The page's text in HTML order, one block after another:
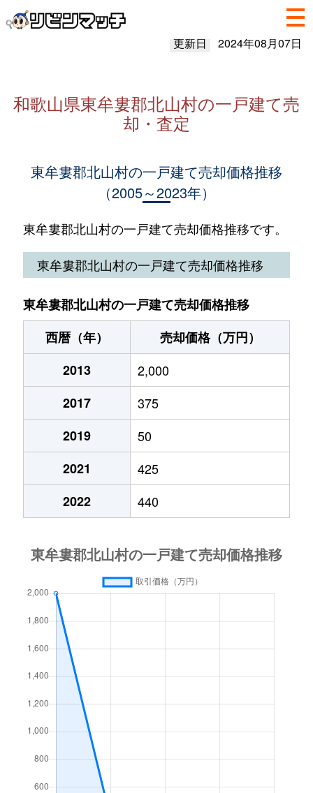
更新日 2024年08月07日
和歌山県東牟婁郡北山村の一戸建て売
却・査定
東牟婁郡北山村の一戸建て売却価格推移
（2005～2023年）
東牟婁郡北山村の一戸建て売却価格推移です。
東牟婁郡北山村の一戸建て売却価格推移
東牟婁郡北山村の一戸建て売却価格推移
西暦（年）
売却価格（万円）
2013
2,000
2017
375
2019
50
2021
425
2022
440